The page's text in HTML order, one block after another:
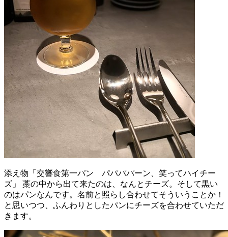
添え物「交響食第一パン パパパパーン、笑ってハイチー
ズ」 藁の中から出て来たのは、なんとチーズ。そして黒い
のはパンなんです。名前と照らし合わせてそういうことか！
と思いつつ、ふんわりとしたパンにチーズを合わせていただ
きます。